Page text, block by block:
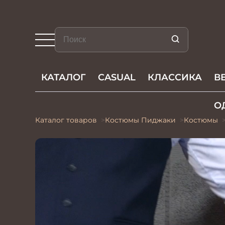
КАТАЛОГ CASUAL КЛАССИКА
Каталог товаров Костюмы Пиджаки Костюмы